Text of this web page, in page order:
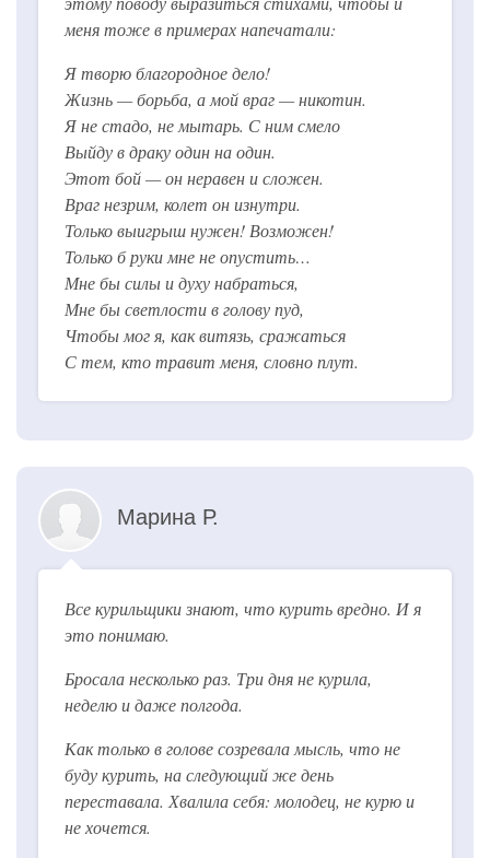
меня тоже в примерах напечатали:
Я творю благородное дело!
Жизнь — борьба, а мой враг — никотин.
Я не стадо, не мытарь. С ним смело
Выйду в драку один на один.
Этот бой — он неравен и сложен.
Враг незрим, колет он изнутри.
Только выигрыш нужен! Возможен!
Только б руки мне не опустить…
Мне бы силы и духу набраться,
Мне бы светлости в голову пуд,
Чтобы мог я, как витязь, сражаться
С тем, кто травит меня, словно плут.
Марина Р.
Все курильщики знают, что курить вредно. И я
это понимаю.
Бросала несколько раз. Три дня не курила,
неделю и даже полгода.
Как только в голове созревала мысль, что не
буду курить, на следующий же день
переставала. Хвалила себя: молодец, не курю и
не хочется.